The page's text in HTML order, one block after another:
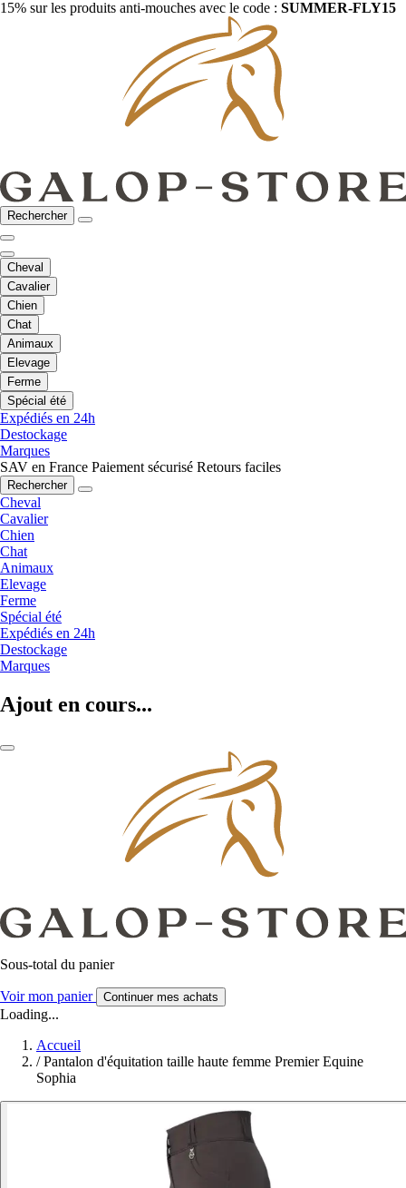
15% sur les produits anti-mouches avec le code : SUMMER-FLY15
Rechercher
Cheval
Cavalier
Chien
Chat
Animaux
Elevage
Ferme
Spécial été
Expédiés en 24h
Destockage
Marques
SAV en France Paiement sécurisé Retours faciles
Rechercher
Cheval
Cavalier
Chien
Chat
Animaux
Elevage
Ferme
Spécial été
Expédiés en 24h
Destockage
Marques
Ajout en cours...
Sous-total du panier
Voir mon panier Continuer mes achats
Loading...
Accueil
/ Pantalon d'équitation taille haute femme Premier Equine
Sophia